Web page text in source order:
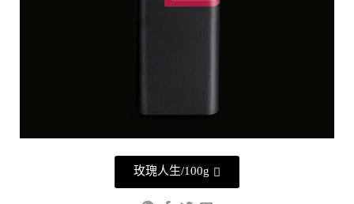
玫瑰人生/100g